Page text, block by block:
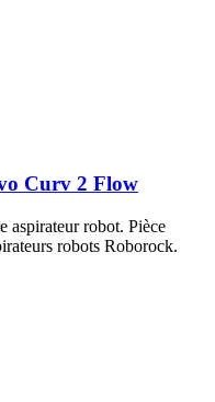
Curv 2 Flow
aspirateur robot. Pièce
robots Roborock.